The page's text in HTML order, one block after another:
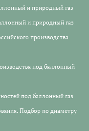
и природный газ
и природный газ
производства
под баллонный
под баллонный газ
Подбор по диаметру